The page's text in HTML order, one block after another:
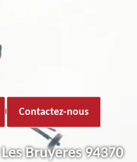
Contactez-nous
Bruyeres 94370